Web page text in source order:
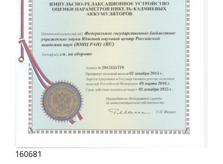
160681